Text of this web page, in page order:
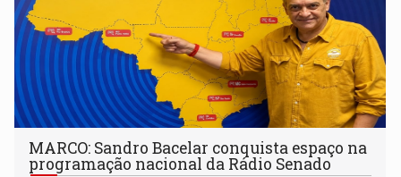
MARCO: Sandro Bacelar conquista espaço na
programação nacional da Rádio Senado